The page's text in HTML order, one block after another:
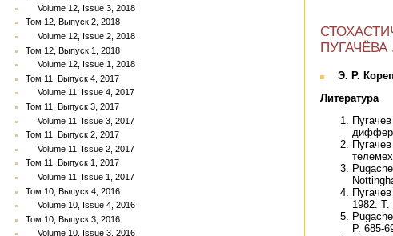
Volume 12, Issue 3, 2018
Том 12, Выпуск 2, 2018
Volume 12, Issue 2, 2018
Том 12, Выпуск 1, 2018
Volume 12, Issue 1, 2018
Том 11, Выпуск 4, 2017
Volume 11, Issue 4, 2017
Том 11, Выпуск 3, 2017
Volume 11, Issue 3, 2017
Том 11, Выпуск 2, 2017
Volume 11, Issue 2, 2017
Том 11, Выпуск 1, 2017
Volume 11, Issue 1, 2017
Том 10, Выпуск 4, 2016
Volume 10, Issue 4, 2016
Том 10, Выпуск 3, 2016
Volume 10, Issue 3, 2016
ПУГАЧЁВА
Э. Р.
Литература
1982.
P. 685-